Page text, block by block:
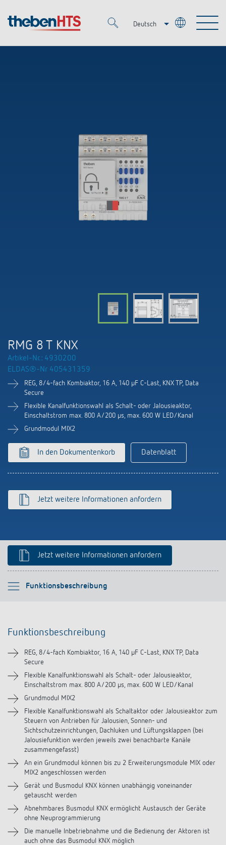
Deutsch
Italiano
Smart Home
Präsenzmelder & Bewegungsmelder
LED-Leuchten
OEM-Lösungen
Ansprechpartner OEM
Referenzen
Zeit- und Lichtsteuerung
DALI-2 Lichtsteuerung
LEDs schalten und dimmen
Smart Metering
Referenzen
Apps von Theben
schalten
Ausstellung, Präsentation und Schulung
Nachhaltigkeit
Karriere bei ThebenHTS
Verbände und Institutionen
Design
Historie
Ansprechpartnersuche Schweiz
Vertrieb Weltweit
Anfahrt
Newsletter
RMG 8 T KNX
Artikel-Nr.: 4930200
ELDAS®-Nr 405431359
REG, 8/4-fach Kombiaktor, 16 A, 140 µF C-Last, KNX TP, Data
Secure
Flexible Kanalfunktionswahl als Schalt- oder Jalousieaktor,
Einschaltstrom max. 800 A/200 µs, max. 600 W LED/Kanal
Grundmodul MIX2
In den Dokumentenkorb Datenblatt
Jetzt weitere Informationen anfordern
Jetzt weitere Informationen anfordern
Funktionsbeschreibung
Bitte auswählen
Technische Informationen
Downloads
Funktionsbeschreibung
REG, 8/4-fach Kombiaktor, 16 A, 140 µF C-Last, KNX TP, Data
Secure
Flexible Kanalfunktionswahl als Schalt- oder Jalousieaktor,
Einschaltstrom max. 800 A/200 µs, max. 600 W LED/Kanal
Grundmodul MIX2
Flexible Kanalfunktionswahl als Schaltaktor oder Jalousieaktor zum
Steuern von Antrieben für Jalousien, Sonnen- und
Sichtschutzeinrichtungen, Dachluken und Lüftungsklappen (bei
Jalousiefunktion werden jeweils zwei benachbarte Kanäle
zusammengefasst)
An ein Grundmodul können bis zu 2 Erweiterungsmodule MIX oder
MIX2 angeschlossen werden
Gerät und Busmodul KNX können unabhängig voneinander
getauscht werden
Abnehmbares Busmodul KNX ermöglicht Austausch der Geräte
ohne Neuprogrammierung
Die manuelle Inbetriebnahme und die Bedienung der Aktoren ist
auch ohne das Busmodul KNX möglich